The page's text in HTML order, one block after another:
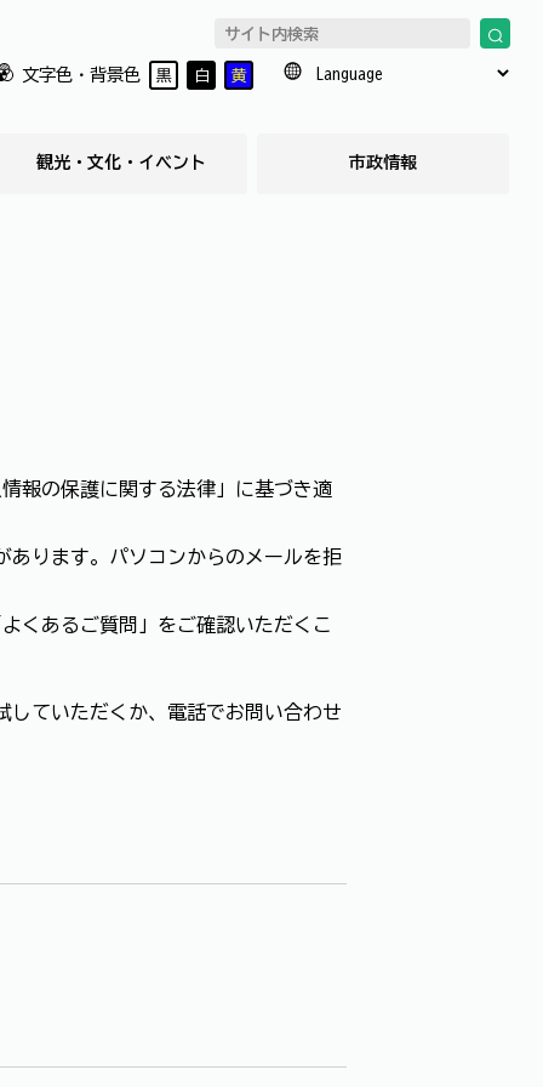
文字色・背景色 黒 白 黄
観光・文化・イベント 市政情報
報の保護に関する法律」に基づき適
あります。パソコンからのメールを拒
くあるご質問」をご確認いただくこ
ていただくか、電話でお問い合わせ